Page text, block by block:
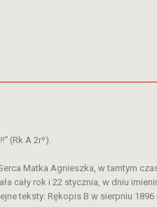
(Rk A 2rº).
Matka Agnieszka, w tamtym
cały rok i 22 stycznia, w dniu
teksty: Rękopis B w sierpniu